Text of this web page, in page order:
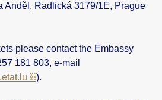
Anděl, Radlická 3179/1E, Prague
please contact the Embassy
181 803, e-mail
).